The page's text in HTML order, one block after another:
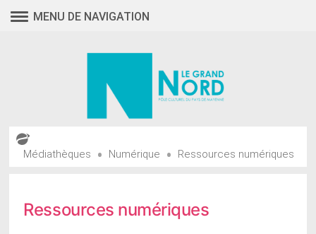
MENU DE NAVIGATION
Médiathèques • Numérique • Ressources numériques
Ressources numériques